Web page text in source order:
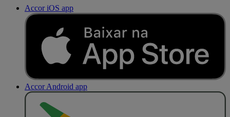
Accor iOS app
Accor Android app